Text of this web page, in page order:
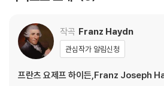
작곡 Franz Haydn
관심작가 알림신청
프란츠 요제프 하이든,Franz Joseph